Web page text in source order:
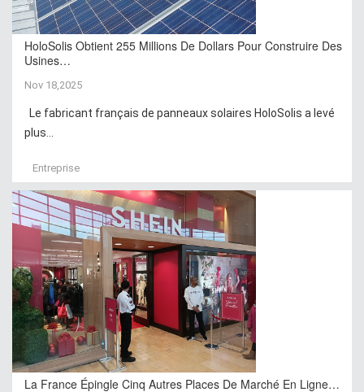
HoloSolis Obtient 255 Millions De Dollars Pour Construire Des
Usines…
Nov 18,2025
Le fabricant français de panneaux solaires HoloSolis a levé
plus...
Entreprise
La France Épingle Cinq Autres Places De Marché En Ligne…